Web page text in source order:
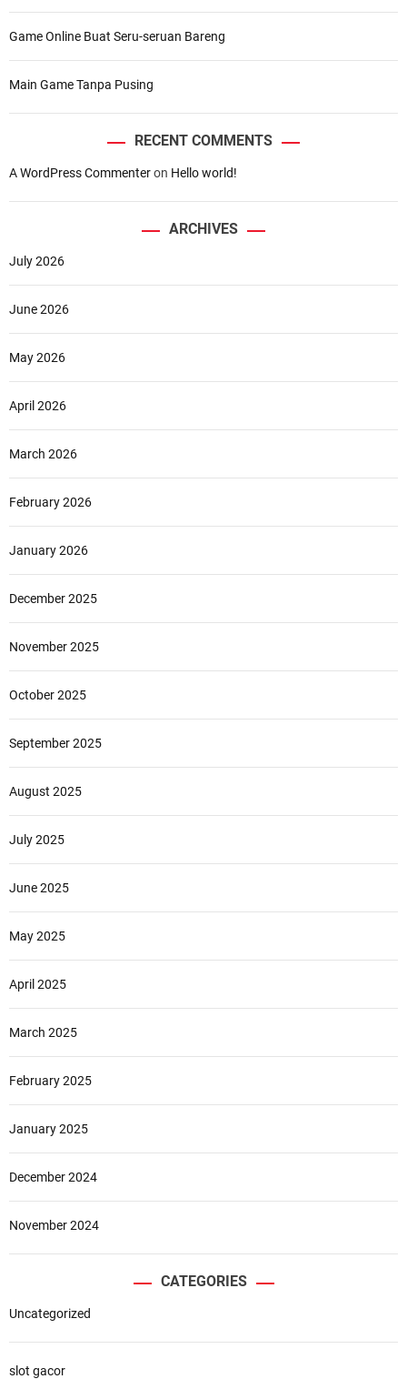
Game Online Buat Seru-seruan Bareng
Main Game Tanpa Pusing
RECENT COMMENTS
A WordPress Commenteron Hello world!
ARCHIVES
July 2026
June 2026
May 2026
April 2026
March 2026
February 2026
January 2026
December 2025
November 2025
October 2025
September 2025
August 2025
July 2025
June 2025
May 2025
April 2025
March 2025
February 2025
January 2025
December 2024
November 2024
CATEGORIES
Uncategorized
slot gacor